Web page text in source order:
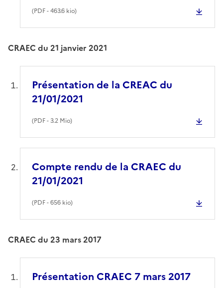
(PDF- 463.6 kio)
CRAEC du 21 janvier 2021
Présentation de la CREAC du
21/01/2021
(PDF- 3.2 Mio)
Compte rendu de la CRAEC du
21/01/2021
(PDF- 656 kio)
CRAEC du 23 mars 2017
Présentation CRAEC 7 mars 2017